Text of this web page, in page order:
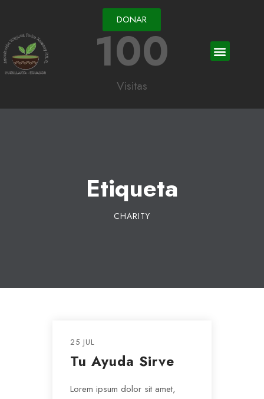
DONAR
Visitas
100
Etiqueta
CHARITY
25 JUL
Tu Ayuda Sirve
Lorem ipsum dolor sit amet,